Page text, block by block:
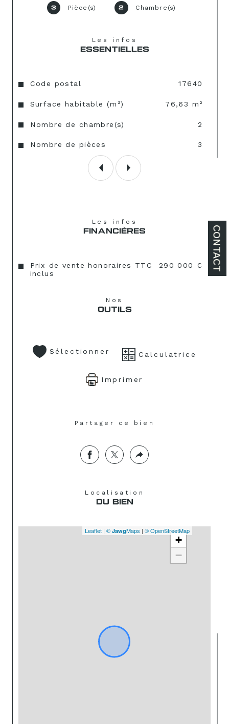
CONTACT
3 Pièce(s) 2 Chambre(s)
Les infos
ESSENTIELLES
Caractéristiques Valeurs
Code postal 17640
Surface habitable (m²) 76,63 m²
Nombre de chambre(s) 2
Nombre de pièces 3
de vie... Frais de notaire réduits. Prix
promoteur.
Les infos
FINANCIÈRES
Prix de vente honoraires TTC
inclus
290 000 €
Nos
OUTILS
Sélectionner Calculatrice
Imprimer
Partager ce bien
Localisation
DU BIEN
+
−
Leaflet | © JawgMaps | © OpenStreetMap